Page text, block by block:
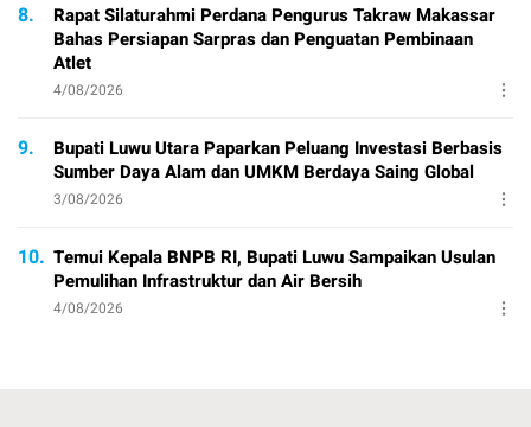
8.
Rapat Silaturahmi Perdana Pengurus Takraw Makassar
Bahas Persiapan Sarpras dan Penguatan Pembinaan
Atlet
4/08/2026
9.
Bupati Luwu Utara Paparkan Peluang Investasi Berbasis
Sumber Daya Alam dan UMKM Berdaya Saing Global
3/08/2026
10. Temui Kepala BNPB RI, Bupati Luwu Sampaikan Usulan
Pemulihan Infrastruktur dan Air Bersih
4/08/2026